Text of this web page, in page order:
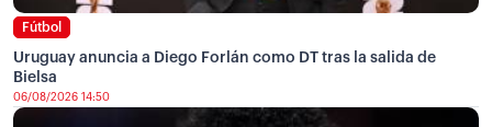
Fútbol
Uruguay anuncia a Diego Forlán como DT tras la salida de
Bielsa
06/08/2026 14:50